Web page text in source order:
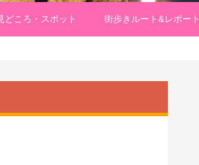
どころ・スポット 街歩きルート&レポート